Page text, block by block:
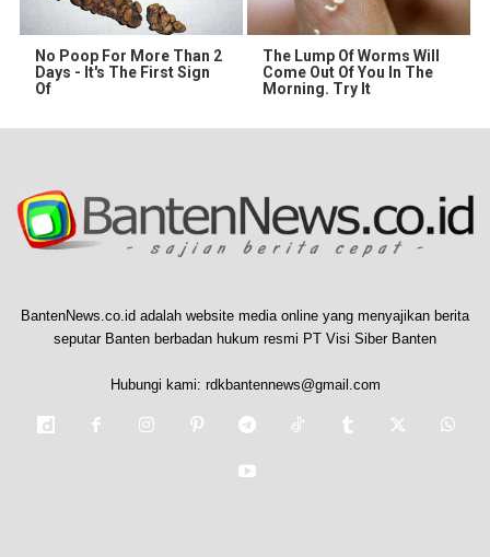
No Poop For More Than 2
Days - It's The First Sign
Of
The Lump Of Worms Will
Come Out Of You In The
Morning. Try It
BantenNews.co.id adalah website media online yang menyajikan berita
seputar Banten berbadan hukum resmi PT Visi Siber Banten
Hubungi kami: rdkbantennews@gmail.com